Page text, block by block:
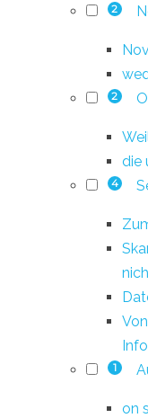
2
2
die
4
1
on